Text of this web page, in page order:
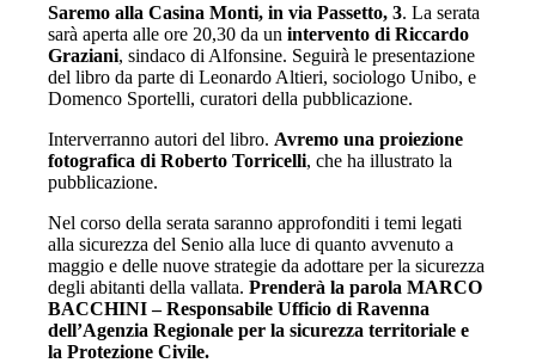
Saremo alla Casina Monti, in via Passetto, 3. La serata
sarà aperta alle ore 20,30 da unintervento di Riccardo
Graziani, sindaco di Alfonsine. Seguirà le presentazione
del libro da parte di Leonardo Altieri, sociologo Unibo, e
Domenco Sportelli, curatori della pubblicazione.
Interverranno autori del libro. Avremo una proiezione
fotografica di Roberto Torricelli, che ha illustrato la
pubblicazione.
Nel corso della serata saranno approfonditi i temi legati
alla sicurezza del Senio alla luce di quanto avvenuto a
maggio e delle nuove strategie da adottare per la sicurezza
degli abitanti della vallata.Prenderà la parola MARCO
BACCHINI – Responsabile Ufficio di Ravenna
dell’Agenzia Regionale per la sicurezza territoriale e
la Protezione Civile.